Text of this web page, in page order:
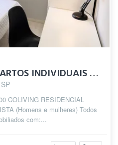
NIMO COLIVING-QUARTOS INDIVIDUAIS 10 MIN DO METRÔ SANTA CRUZ
COLIVING RESIDENCIAL
(Homens e mulheres) Todos
com:...